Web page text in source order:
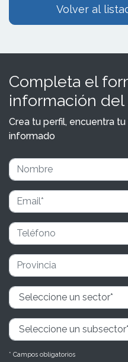
Volver al
Completa el
información
Crea tu perfil, encuentra
informado
* Campos obligatorios